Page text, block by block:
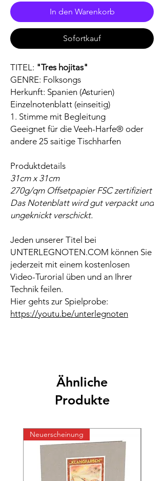
In den Warenkorb
Sofortkauf
TITEL: "Tres hojitas"
GENRE: Folksongs
Herkunft: Spanien (Asturien)
Einzelnotenblatt (einseitig)
1. Stimme mit Begleitung
Geeignet für die Veeh-Harfe® oder
andere 25 saitige Tischharfen
Produktdetails
31cm x 31cm
270g/qm Offsetpapier FSC zertifiziert
Das Notenblatt wird gut verpackt und
ungeknickt verschickt.
Jeden unserer Titel bei
UNTERLEGNOTEN.COM können Sie
jederzeit mit einem kostenlosen
Video-Turorial üben und an Ihrer
Technik feilen.
Hier gehts zur Spielprobe:
https://youtu.be/unterlegnoten
Ähnliche
Produkte
Neuerscheinung